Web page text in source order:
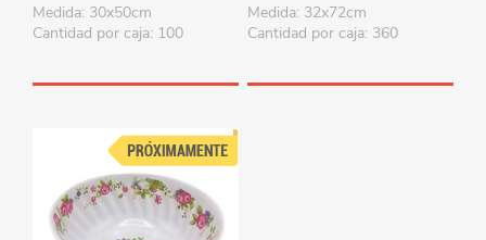
Medida: 30x50cm
Cantidad por caja: 100
Medida: 32x72cm
Cantidad por caja: 360